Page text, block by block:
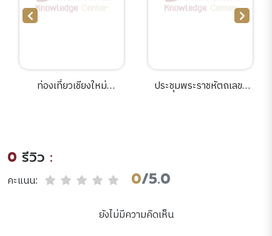
ท่องเที่ยวเชียงใหม่
ประชุมพระราชหัตถเลขา
0 รีวิว :
คะแนน: 0/5.0
ยังไม่มีความคิดเห็น